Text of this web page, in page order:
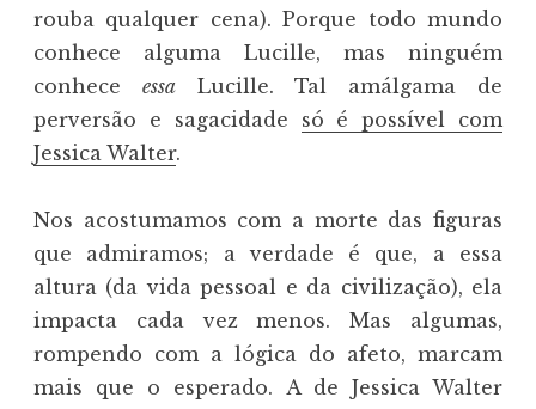
rouba qualquer cena). Porque todo mundo
conhece alguma Lucille, mas ninguém
conhece essaLucille. Tal amálgama de
perversão e sagacidade só é possível com
Jessica Walter.
Nos acostumamos com a morte das figuras
que admiramos; a verdade é que, a essa
altura (da vida pessoal e da civilização), ela
impacta cada vez menos. Mas algumas,
rompendo com a lógica do afeto, marcam
mais que o esperado. A de Jessica Walter